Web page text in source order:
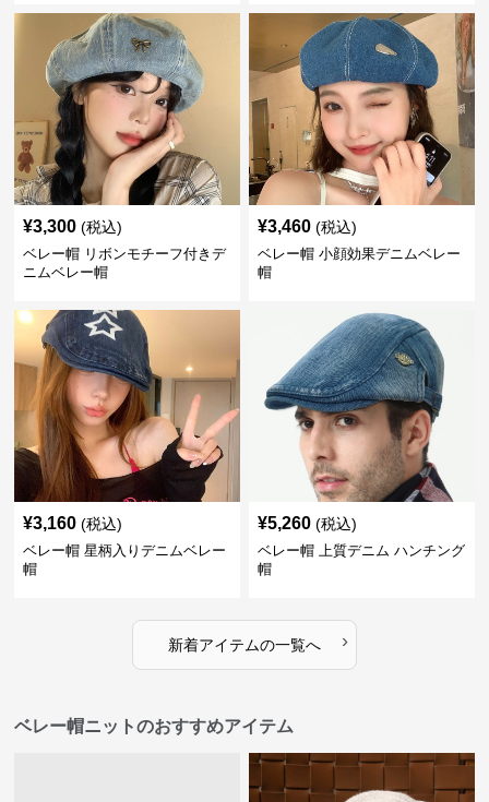
¥3,300 (税込)
ベレー帽 リボンモチーフ付きデ
ニムベレー帽
¥3,460 (税込)
ベレー帽 小顔効果デニムベレー
帽
¥3,160 (税込)
ベレー帽 星柄入りデニムベレー
帽
¥5,260 (税込)
ベレー帽 上質デニム ハンチング
帽
新着アイテムの一覧へ ›
ベレー帽ニットのおすすめアイテム